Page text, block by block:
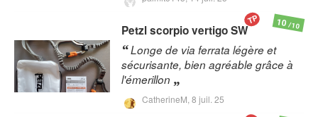
Petzlscorpio vertigo SW
Longe de via ferrata légère et
sécurisante, bien agréable grâce à
l'émerillon
CatherineM, 8 juil. 25
10/10
TP